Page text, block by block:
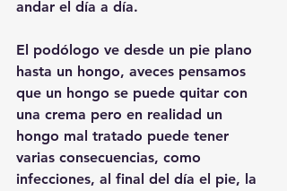
andar el día a día.
El podólogo ve desde un pie plano
hasta un hongo, aveces pensamos
que un hongo se puede quitar con
una crema pero en realidad un
hongo mal tratado puede tener
varias consecuencias, como
infecciones, al final del día el pie, la